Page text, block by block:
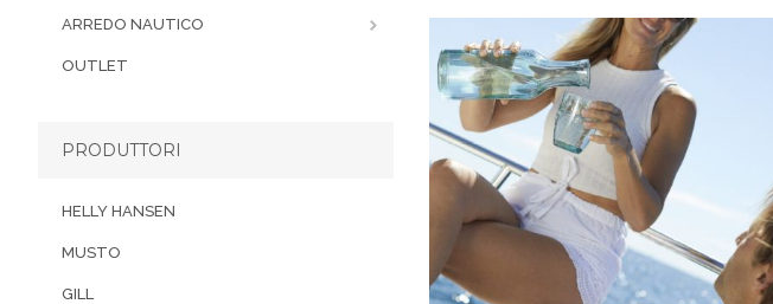
ARREDO NAUTICO
OUTLET
PRODUTTORI
HELLY HANSEN
MUSTO
GILL